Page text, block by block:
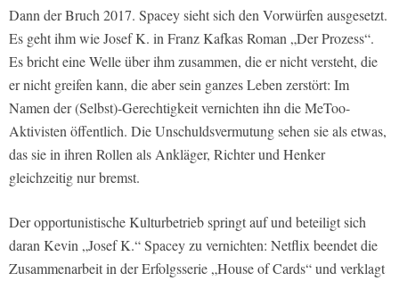
Dann der Bruch 2017. Spacey sieht sich den Vorwürfen ausgesetzt.
Es geht ihm wie Josef K. in Franz Kafkas Roman „Der Prozess“.
Es bricht eine Welle über ihm zusammen, die er nicht versteht, die
er nicht greifen kann, die aber sein ganzes Leben zerstört: Im
Namen der (Selbst)-Gerechtigkeit vernichten ihn die MeToo-
Aktivisten öffentlich. Die Unschuldsvermutung sehen sie als etwas,
das sie in ihren Rollen als Ankläger, Richter und Henker
gleichzeitig nur bremst.
Der opportunistische Kulturbetrieb springt auf und beteiligt sich
daran Kevin „Josef K.“ Spacey zu vernichten: Netflix beendet die
Zusammenarbeit in der Erfolgsserie „House of Cards“ und verklagt